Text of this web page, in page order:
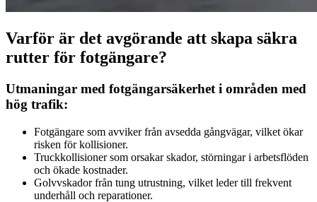
Varför är det avgörande att skapa säkra
rutter för fotgängare?
Utmaningar med fotgängarsäkerhet i områden med
hög trafik:
Fotgängare som avviker från avsedda gångvägar, vilket ökar
risken för kollisioner.
Truckkollisioner som orsakar skador, störningar i arbetsflöden
och ökade kostnader.
Golvvskador från tung utrustning, vilket leder till frekvent
underhåll och reparationer.